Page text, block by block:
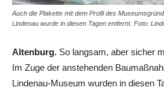
Auch die Plakette mit dem Profil des
Lindenau wurde in diesen Tagen entfernt. Foto:
Altenburg. So langsam, aber sicher
Im Zuge der anstehenden
Lindenau-Museum wurden in diesen